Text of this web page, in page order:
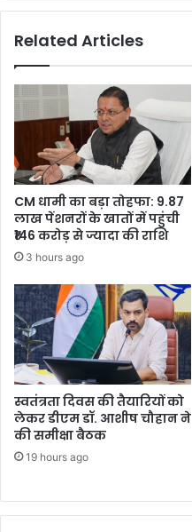
Related Articles
CM धामी का बड़ा तोहफा: 9.87
लाख पेंशनरों के खातों में पहुंची
₹146 करोड़ से ज्यादा की राशि
3 hours ago
स्वतंत्रता दिवस की तैयारियों को
लेकर डीएम डॉ. आशीष चौहान ने
की समीक्षा बैठक
19 hours ago